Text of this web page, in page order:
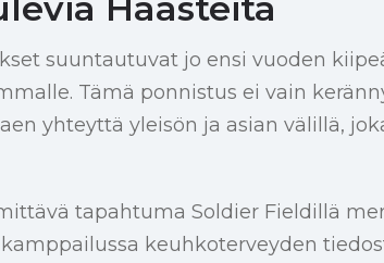
suuntautuvat jo ensi vuoden
Tämä ponnistus ei vain
yhteyttä yleisön ja asian välillä,
tapahtuma Soldier Fieldillä
keuhkoterveyden